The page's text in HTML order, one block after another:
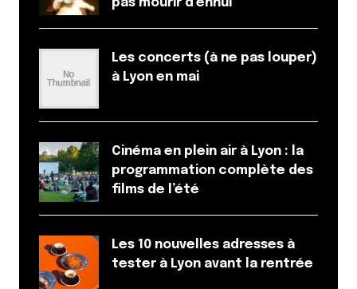
pas mourir d’ennui
Les concerts (à ne pas louper)
à Lyon en mai
Cinéma en plein air à Lyon : la
programmation complète des
films de l’été
Les 10 nouvelles adresses à
tester à Lyon avant la rentrée